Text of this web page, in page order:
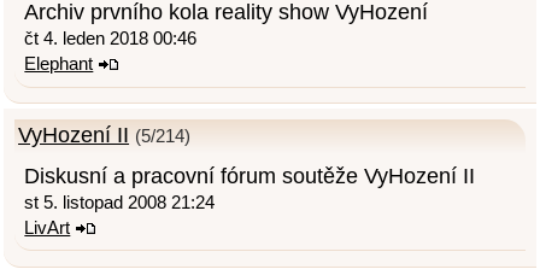
Archiv prvního kola reality show VyHození
čt 4. leden 2018 00:46
Elephant
VyHození II (5/214)
Diskusní a pracovní fórum soutěže VyHození II
st 5. listopad 2008 21:24
LivArt